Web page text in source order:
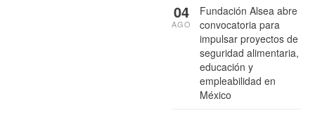
Fundación Alsea abre
convocatoria para
impulsar proyectos de
seguridad alimentaria,
educación y
empleabilidad en
México
04
AGO